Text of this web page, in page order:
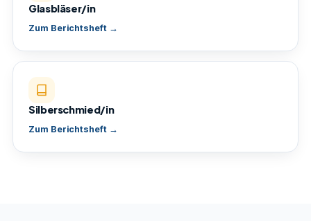
Glasbläser/in
Zum Berichtsheft →
Silberschmied/in
Zum Berichtsheft →